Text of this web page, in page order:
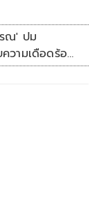
ณ' ปม
วามเดือดร้อน